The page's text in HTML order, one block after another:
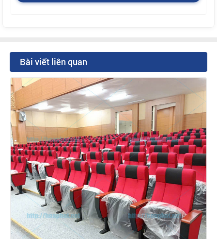
Bài viết liên quan